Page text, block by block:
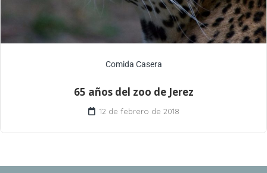
Comida Casera
65 años del zoo de Jerez
12 de febrero de 2018